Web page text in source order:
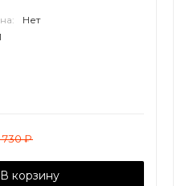
Нет
730₽
В корзину